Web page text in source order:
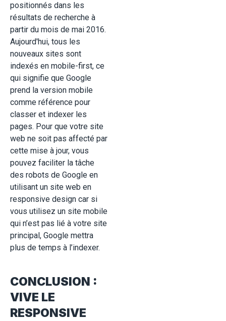
positionnés dans les
résultats de recherche à
partir du mois de mai 2016.
Aujourd'hui, tous les
nouveaux sites sont
indexés en mobile-first, ce
qui signifie que Google
prend la version mobile
comme référence pour
classer et indexer les
pages. Pour que votre site
web ne soit pas affecté par
cette mise à jour, vous
pouvez faciliter la tâche
des robots de Google en
utilisant un site web en
responsive design car si
vous utilisez un site mobile
qui n’est pas lié à votre site
principal, Google mettra
plus de temps à l’indexer.
CONCLUSION :
VIVE LE
RESPONSIVE